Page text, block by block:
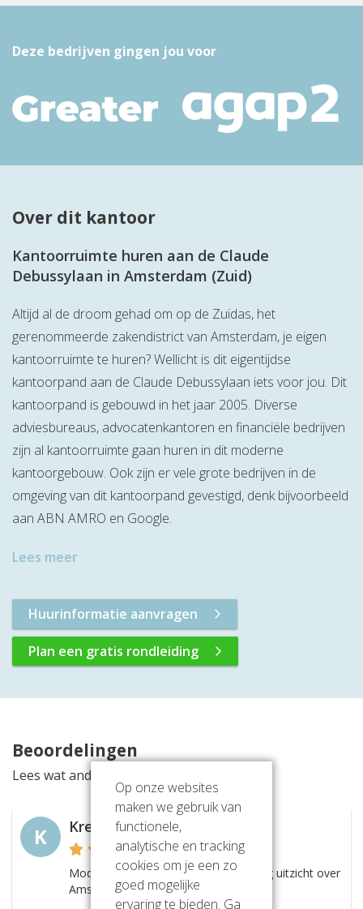
Deze bedrijven gingen jou voor
Over dit kantoor
Kantoorruimte huren aan de Claude
Debussylaan in Amsterdam (Zuid)
Altijd al de droom gehad om op de Zuidas, het
gerenommeerde zakendistrict van Amsterdam, je eigen
kantoorruimte te huren? Wellicht is dit eigentijdse
kantoorpand aan de Claude Debussylaan iets voor jou. Dit
kantoorpand is gebouwd in het jaar 2005. Diverse
adviesbureaus, advocatenkantoren en financiële bedrijven
zijn al kantoorruimte gaan huren in dit moderne
kantoorgebouw. Ook zijn er vele grote bedrijven in de
omgeving van dit kantoorpand gevestigd, denk bijvoorbeeld
aan ABN AMRO en Google.
Lees meer
Huurinformatie aanvragen
Plan een gratis rondleiding
Beoordelingen
Lees wat anderen vinden van deze locatie
K Kreins
Modern kantoorpand met een prachtig uitzicht over
Amsterdam, erg mooi!
Op onze websites
maken we gebruik van
functionele,
analytische en tracking
cookies om je een zo
goed mogelijke
ervaring te bieden. Ga